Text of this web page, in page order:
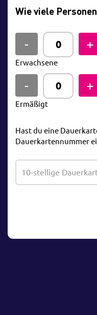
Wie viele
Erwachsene
Ermäßigt
Hast du eine
Dauerkartennummer